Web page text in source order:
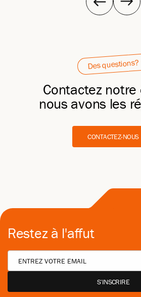
Des questions?
Contactez notre
nous avons les
CONTACTEZ-NOUS
Restez à l'affut